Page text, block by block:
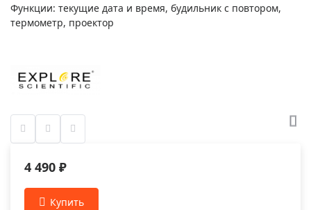
Функции: текущие дата и время, будильник с повтором,
термометр, проектор
4 490 ₽